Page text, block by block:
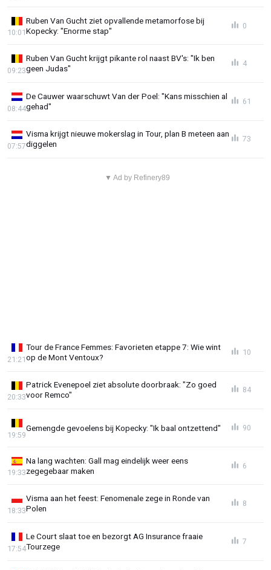
Ruben Van Gucht ziet opvallende metamorfose bij
Kopecky: "Enorme stap"
10:01
0
Ruben Van Gucht krijgt pikante rol naast BV's: "Ik ben
geen Judas"
09:23
4
De Cauwer waarschuwt Van der Poel: "Kans misschien al
gehad"
08:44
61
Visma krijgt nieuwe mokerslag in Tour, plan B meteen aan
diggelen
07:57
73
▼ Ad by Refinery89
Tour de France Femmes: Favorieten etappe 7: Wie wint
op de Mont Ventoux?
21:21
10
Patrick Evenepoel ziet absolute doorbraak: "Zo goed
voor Remco"
20:33
84
Gemengde gevoelens bij Kopecky: "Ik baal ontzettend"
19:59
90
Na lang wachten: Gall mag eindelijk weer eens
zegegebaar maken
19:33
6
Visma aan het feest: Fenomenale zege in Ronde van
Polen
18:33
8
Le Court slaat toe en bezorgt AG Insurance fraaie
Tourzege
17:54
7